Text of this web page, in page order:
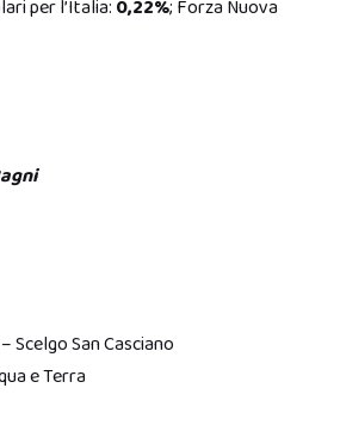
per l’Italia: 0,22%; Forza Nuova
Scelgo San Casciano
e Terra